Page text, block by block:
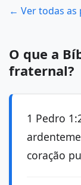
← Ver todas as
O que a
fraternal?
1 Pedro
coração